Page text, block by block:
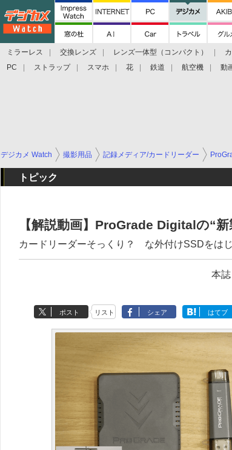
ミラーレス 交換レンズ レンズ一体型（コンパクト）
PC
ストラップ スマホ 花 鉄道 航空機 動
デジカメ Watch 撮影用品 記録メディア/カードリーダー
トピック
【解説動画】ProGrade Digitalの“
カードリーダーそっくり？ な外付けSSDをは
本
ポスト リスト シェア はてブ